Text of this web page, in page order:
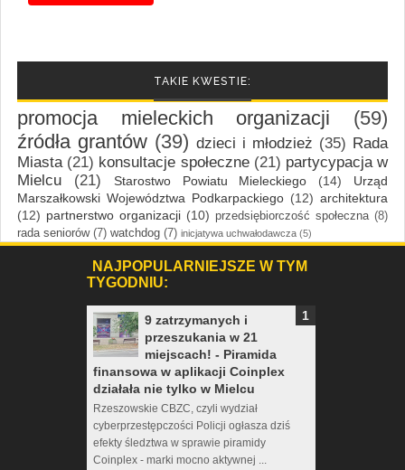
TAKIE KWESTIE:
promocja mieleckich organizacji
(59)
źródła grantów (39) dzieci i młodzież (35) Rada
Miasta (21) konsultacje społeczne (21) partycypacja w
Mielcu
(21) Starostwo Powiatu Mieleckiego (14)
Urząd
Marszałkowski Województwa Podkarpackiego (12) architektura
(12) partnerstwo organizacji (10) przedsiębiorczość społeczna (8)
rada seniorów (7) watchdog (7) inicjatywa uchwałodawcza (5)
NAJPOPULARNIEJSZE W TYM
TYGODNIU:
9 zatrzymanych i
przeszukania w 21
miejscach! - Piramida
finansowa w aplikacji Coinplex
działała nie tylko w Mielcu
Rzeszowskie CBZC, czyli wydział
cyberprzestępczości Policji ogłasza dziś
efekty śledztwa w sprawie piramidy
Coinplex - marki mocno aktywnej ...